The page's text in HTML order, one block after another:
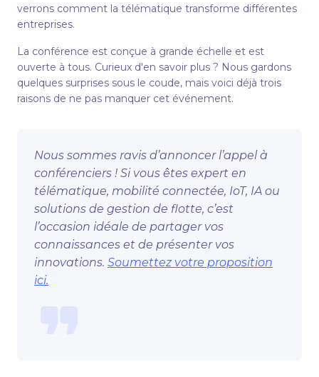
verrons comment la télématique transforme différentes
entreprises.
La conférence est conçue à grande échelle et est
ouverte à tous. Curieux d'en savoir plus ? Nous gardons
quelques surprises sous le coude, mais voici déjà trois
raisons de ne pas manquer cet événement.
Nous sommes ravis d’annoncer l’appel à
conférenciers ! Si vous êtes expert en
télématique, mobilité connectée, IoT, IA ou
solutions de gestion de flotte, c’est
l’occasion idéale de partager vos
connaissances et de présenter vos
innovations. Soumettez votre proposition
ici.